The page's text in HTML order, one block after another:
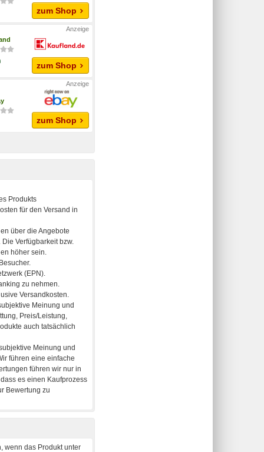
zum Shop
zum Shop
zum Shop
wenn das Produkt unter